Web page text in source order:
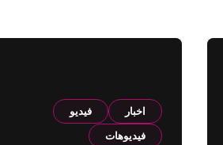
اخبار
فيديو
فيديوهات